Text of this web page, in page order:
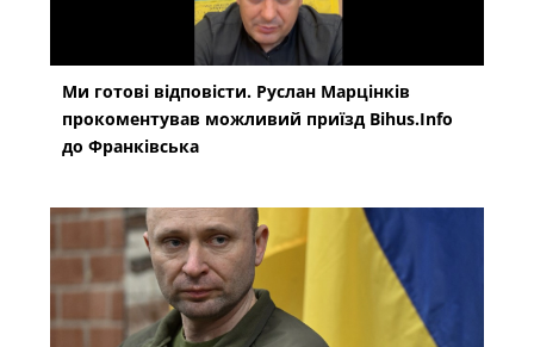
Ми готові відповісти. Руслан Марцінків
прокоментував можливий приїзд Bihus.Info
до Франківська